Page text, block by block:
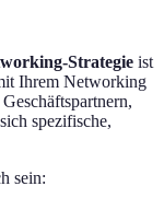
Strategie ist
Ihrem Networking
spezifische,
sein: